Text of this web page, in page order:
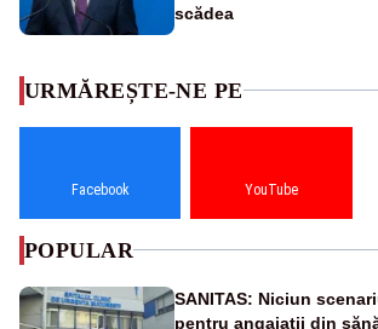
scădea
URMĂREȘTE-NE PE
Facebook YouTube
POPULAR
SANITAS: Niciun
pentru angajații din